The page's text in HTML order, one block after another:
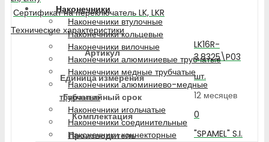
Наконечники
Наконечники втулочные
Наконечники кольцевые
Наконечники вилочные
Наконечники алюминиевые трубчатые
Наконечники медные трубчатые
Наконечники алюминиево-медные
трубчатые
Наконечники игольчатые
Наконечники соединительные
Наконечники коннекторные
Сертификат на переключатель LK, LKR
Технические характеристики
Артикул
LK16R-
3.8325\P03
Единица измерения
шт.
Гарантийный срок
12 месяцев
Комплектация
0
Производитель
"SPAMEL" S.I.